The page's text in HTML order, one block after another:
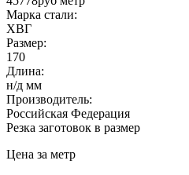
Марка стали:
ХВГ
Размер:
170
Длина:
н/д мм
Производитель:
Российская Федерация
Резка заготовок в размер
Цена за метр